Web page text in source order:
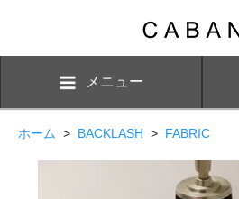
メニュー
ホーム > BACKLASH > FABRIC